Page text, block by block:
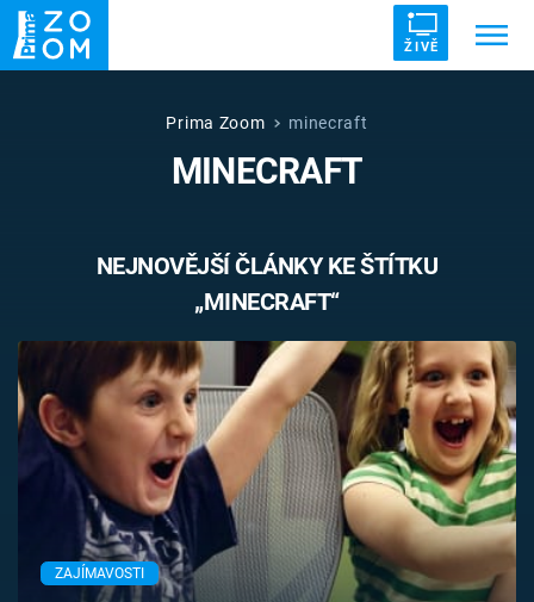
ŽIVĚ
UFO DRUHÁ SVĚTOVÁ VÁLKA
VETŘELCI DÁVNOVĚKU
Témata
Pořady
TV Program
Časopis
Prima Zoom minecraft
MINECRAFT
NEJNOVĚJŠÍ ČLÁNKY KE ŠTÍTKU
„MINECRAFT“
ZAJÍMAVOSTI